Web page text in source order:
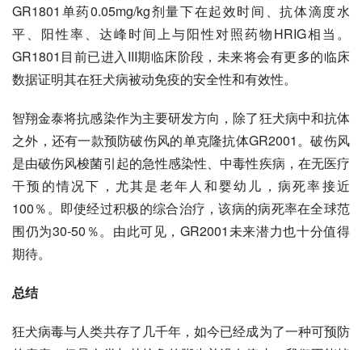
GR1801单药0.05mg/kg剂量下在起效时间、抗体滴度水
平、阳性率、达峰时间上与阳性对照药物HRIG相当。
GR1801目前已进入III期临床阶段，未来将会有更多的临床
数据证明其在狂犬病被动免疫的安全性和有效性。
智翔金泰将抗感染作为主要研发方向，除了狂犬病中和抗体
之外，还有一款预防破伤风的单克隆抗体GR2001。破伤风
是由破伤风梭菌引起的急性感染性、中毒性疾病，在无医疗
干预的情况下，尤其是老年人和婴幼儿，病死率接近
100％。即使经过积极的综合治疗，该病的病死率在全球范
围仍为30-50％。由此可见，GR2001未来潜力也十分值得
期待。
总结
狂犬病毒与人类共存了几千年，如今已经成为了一种可预防